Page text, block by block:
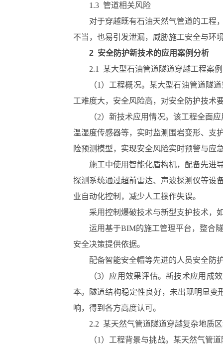
1.3 管道相关风险
对于穿越既有石油天然气管道的工程
不当，也易引发泄漏，威胁施工安全与环
2 安全防护新技术的应用案例分析
2.1 某大型石油管道隧道穿越工程案例
（1）工程概况。某大型石油管道隧
工难度大，安全风险高，对安全防护技术
（2）新技术应用情况。该工程全面
温湿度传感器等，实时监测围岩变形、支
险预测模型，实现安全风险实时预警与应
施工中使用智能化盾构机，配备先进
探测系统通过超前雷达、声波探测仪等设
业自动化控制，减少人工操作失误。
采用控制爆破技术与新型支护技术，
运用基于BIM的施工管理平台，整合
安全决策提供依据。
配备智能安全帽等先进的人员安全防
（3）应用效果评估。新技术应用成
本。隧道结构稳定性良好，未出现明显
响，得到各方高度认可。
2.2 某天然气管道隧道穿越复杂地质
（1）工程背景与挑战。某天然气管